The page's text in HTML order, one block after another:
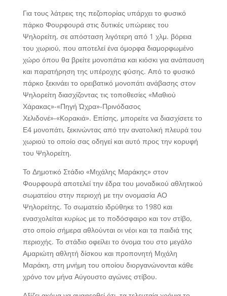
Για τους λάτρεις της πεζοπορίας υπάρχει το φυσικό
πάρκο Φουρφουρά στις δυτικές υπώρειες του
Ψηλορείτη, σε απόσταση λιγότερη από 1 χλμ. βόρεια
του χωριού, που αποτελεί ένα όμορφα διαμορφωμένο
χώρο όπου θα βρείτε μονοπάτια και κιόσκι για ανάπαυση
και παρατήρηση της υπέροχης φύσης. Από το φυσικό
πάρκο ξεκινάει το ορειβατικό μονοπάτι ανάβασης στον
Ψηλορείτη διασχίζοντας τις τοποθεσίες «Μαθιού
Χάρακας»-«Πηγή Ώχρα»-Πρινόδασος
Χελιδονέ»-«Κορακιά». Επίσης, μπορείτε να διασχίσετε το
Ε4 μονοπάτι, ξεκινώντας από την ανατολική πλευρά του
χωριού το οποίο σας οδηγεί και αυτό προς την κορυφή
του Ψηλορείτη.
Το Δημοτικό Στάδιο «Μιχάλης Μαράκης» στον
Φουρφουρά αποτελεί την έδρα του μοναδικού αθλητικού
σωματείου στην περιοχή με την ονομασία ΑΟ
Ψηλορείτης. Το σωματείο ιδρύθηκε το 1980 και
ενασχολείται κυρίως με το ποδόσφαιρο και τον στίβο,
στο οποίο σήμερα αθλούνται οι νέοι και τα παιδιά της
περιοχής. Το στάδιο οφείλει το όνομα του στο μεγάλο
Αμαριώτη αθλητή δίσκου και προπονητή Μιχάλη
Μαράκη, στη μνήμη του οποίου διοργανώνονται κάθε
χρόνο τον μήνα Αύγουστο αγώνες στίβου.